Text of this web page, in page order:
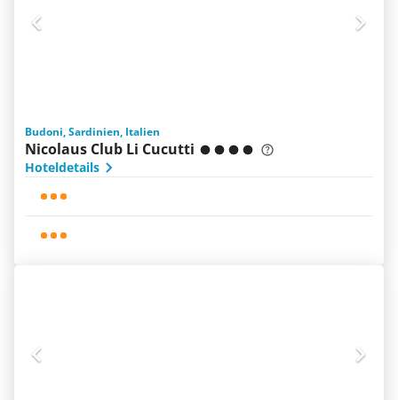
Budoni, Sardinien, Italien
Nicolaus Club Li Cucutti
Hoteldetails